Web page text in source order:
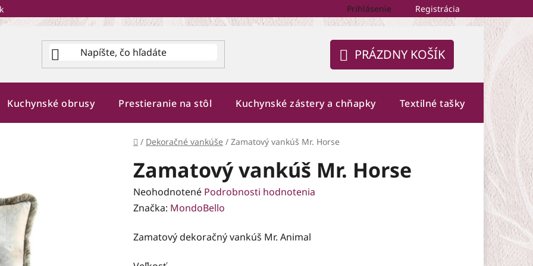
Prihlásenie Registrácia
NÁKUPNÝ
KOŠÍK
PRÁZDNY KOŠÍK
Kuchynské obrusy Prestieranie na stôl Kuchynské zástery a chňapky Textilné tašky
Domov
/ Dekoračné vankúše / Zamatový vankúš Mr. Horse
Zamatový vankúš Mr. Horse
Priemerné
hodnotenie
je
Neohodnotené Podrobnosti hodnotenia
Značka: MondoBello
Zamatový dekoračný vankúš Mr. Animal